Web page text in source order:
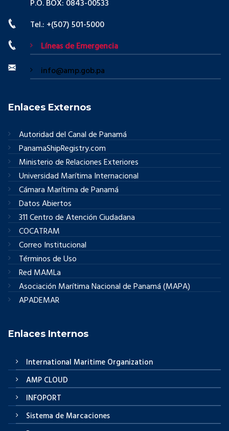
P.O. BOX: 0843-00533
Tel.: +(507) 501-5000
Líneas de Emergencia
info@amp.gob.pa
Enlaces Externos
Autoridad del Canal de Panamá
PanamaShipRegistry.com
Ministerio de Relaciones Exteriores
Universidad Marítima Internacional
Cámara Marítima de Panamá
Datos Abiertos
311 Centro de Atención Ciudadana
COCATRAM
Correo Institucional
Términos de Uso
Red MAMLa
Asociación Marítima Nacional de Panamá (MAPA)
APADEMAR
Enlaces Internos
International Maritime Organization
AMP CLOUD
INFOPORT
Sistema de Marcaciones